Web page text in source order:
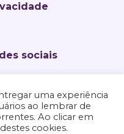
sociais
uma experiência
ao lembrar de
Ao clicar em
cookies.